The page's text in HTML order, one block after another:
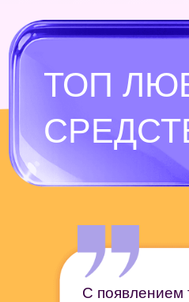
С появлением